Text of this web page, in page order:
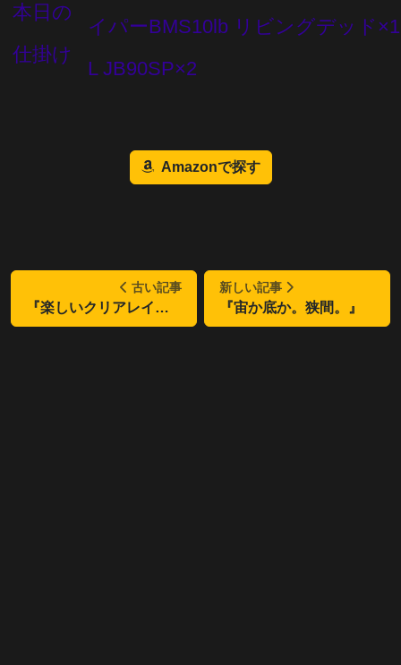
本日の
仕掛け
イパーBMS10lb リビングデッド
L JB90SP×2
Amazonで探す
古い記事
『楽しいクリアレイク』
新しい記事
『宙か底か。狭間。』